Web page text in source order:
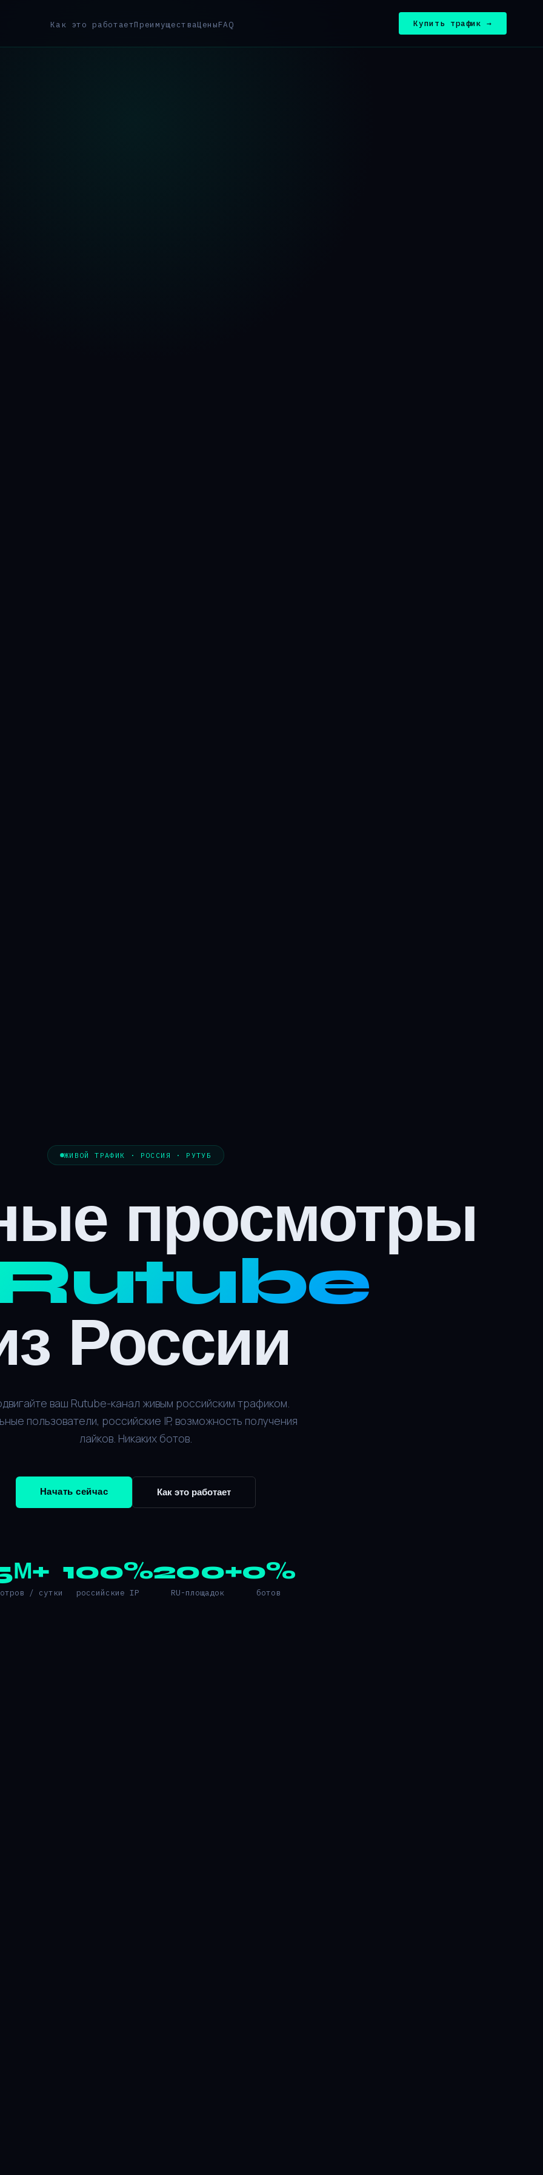
Как это работаетПреимуществаЦеныFAQ Купить трафик →
ЖИВОЙ ТРАФИК · РОССИЯ · РУТУБ
просмотры
России
ваш Rutube-канал живым российским трафиком.
пользователи, российские IP, возможность получения
лайков. Никаких ботов.
Начать сейчас Как это работает
/ сутки
100%
российские IP
200+
RU-площадок
0%
ботов